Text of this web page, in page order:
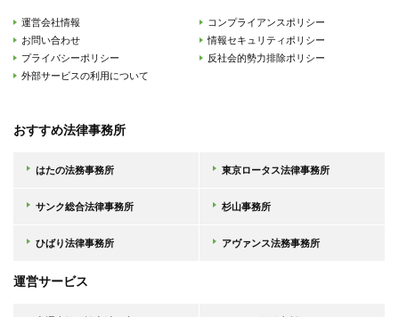
運営会社情報
お問い合わせ
プライバシーポリシー
外部サービスの利用について
コンプライアンスポリシー
情報セキュリティポリシー
反社会的勢力排除ポリシー
おすすめ法律事務所
はたの法務事務所 東京ロータス法律事務所
サンク総合法律事務所 杉山事務所
ひばり法律事務所 アヴァンス法務事務所
運営サービス